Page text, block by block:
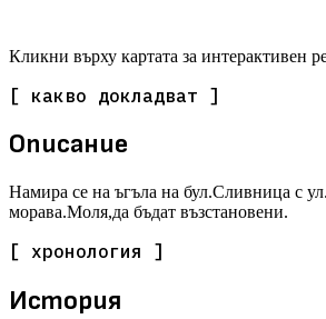
Кликни върху картата за интерактивен
[ какво докладват ]
Описание
Намира се на ъгъла на бул.Сливница с
морава.Моля,да бъдат възстановени.
[ хронология ]
История